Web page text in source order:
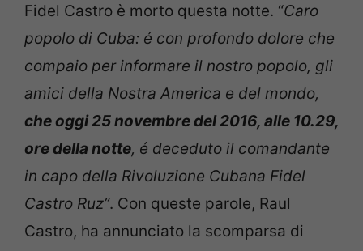
Fidel Castro è morto questa notte. “Caro
popolo di Cuba: é con profondo dolore che
compaio per informare il nostro popolo, gli
amici della Nostra America e del mondo,
che oggi 25 novembre del 2016, alle 10.29,
ore della notte, é deceduto il comandante
in capo della Rivoluzione Cubana Fidel
Castro Ruz”. Con queste parole, Raul
Castro, ha annunciato la scomparsa di